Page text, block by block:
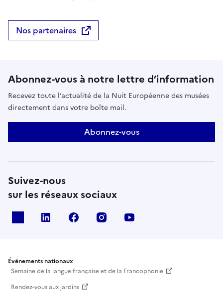
Nos partenaires
Abonnez-vous à notre lettre d’information
Recevez toute l’actualité de la Nuit Européenne des musées
directement dans votre boîte mail.
Abonnez-vous
Suivez-nous
sur les réseaux sociaux
Linkedin Facebook Instagram
Événements nationaux
Semaine de la langue française et de la Francophonie
Rendez-vous aux jardins